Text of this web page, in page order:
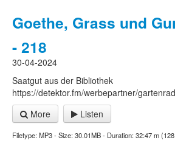
Goethe, Grass und
- 218
30-04-2024
Saatgut aus der Bibliothek
https://detektor.fm/werbepartner/
More
Listen
Filetype: MP3 - Size: 30.01MB - Duration: 32:47 m